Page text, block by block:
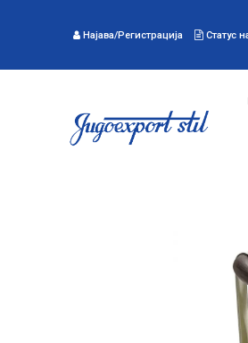
Најава/Регистрација Статус